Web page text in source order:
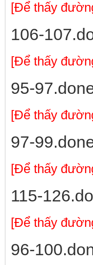
[Để thấy
106-
[Để thấy
95-
[Để thấy
97-
[Để thấy
115-
[Để thấy
96-